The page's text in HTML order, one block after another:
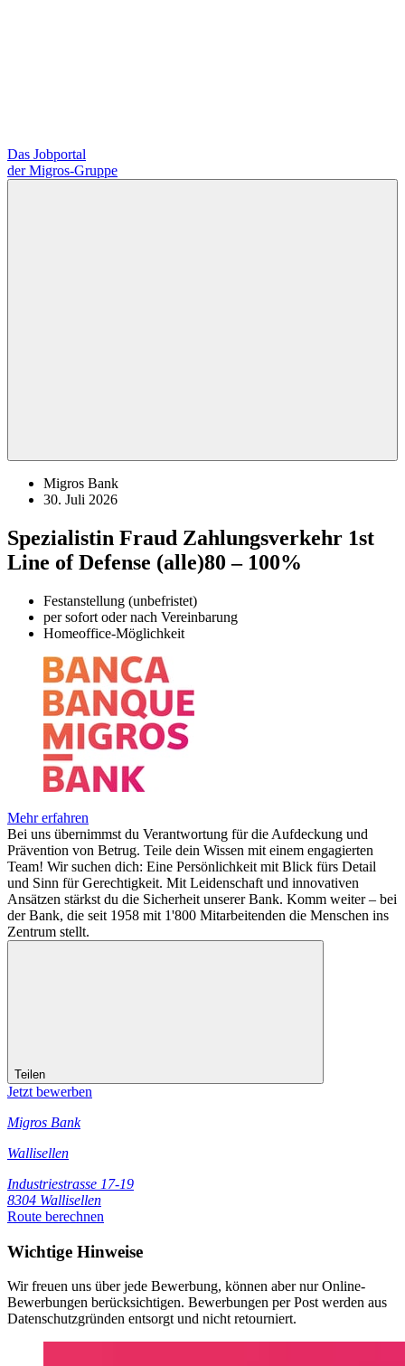
Das Jobportal
der Migros-Gruppe
Migros Bank
30. Juli 2026
Spezialistin Fraud Zahlungsverkehr 1st
Line of Defense (alle)80 – 100%
Festanstellung (unbefristet)
per sofort oder nach Vereinbarung
Homeoffice-Möglichkeit
Mehr erfahren
Bei uns übernimmst du Verantwortung für die Aufdeckung und
Prävention von Betrug. Teile dein Wissen mit einem engagierten
Team! Wir suchen dich: Eine Persönlichkeit mit Blick fürs Detail
und Sinn für Gerechtigkeit. Mit Leidenschaft und innovativen
Ansätzen stärkst du die Sicherheit unserer Bank. Komm weiter – bei
der Bank, die seit 1958 mit 1'800 Mitarbeitenden die Menschen ins
Zentrum stellt.
Teilen
Jetzt bewerben
Migros Bank
Wallisellen
Industriestrasse 17-19
8304 Wallisellen
Route berechnen
Wichtige Hinweise
Wir freuen uns über jede Bewerbung, können aber nur Online-
Bewerbungen berücksichtigen. Bewerbungen per Post werden aus
Datenschutzgründen entsorgt und nicht retourniert.